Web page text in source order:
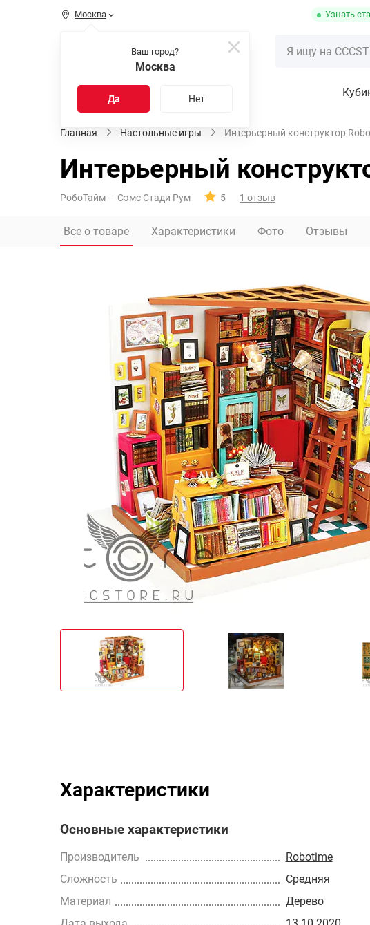
Москва
Ваш город?
Москва
Да Нет
Узнать
КАТАЛОГ
Распродажа
Главная Настольные игры Интерьерный конструктор
Интерьерный
РобоТайм — Сэмс Стади Рум 5 1 отзыв
Все о товаре Характеристики Фото Отзывы
Характеристики
Основные характеристики
Производитель
Robotime
Сложность
Средняя
Материал
Дерево